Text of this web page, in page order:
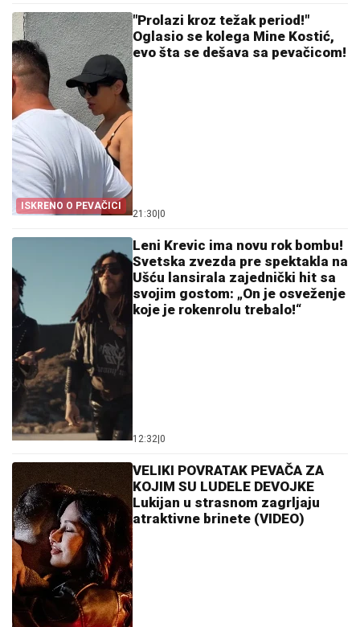
ISKRENO O PEVAČICI
"Prolazi kroz težak period!"
Oglasio se kolega Mine Kostić,
evo šta se dešava sa pevačicom!
21:30 0
Leni Krevic ima novu rok bombu!
Svetska zvezda pre spektakla na
Ušću lansirala zajednički hit sa
svojim gostom: „On je osveženje
koje je rokenrolu trebalo!“
12:32 0
VELIKI POVRATAK PEVAČA ZA
KOJIM SU LUDELE DEVOJKE
Lukijan u strasnom zagrljaju
atraktivne brinete (VIDEO)